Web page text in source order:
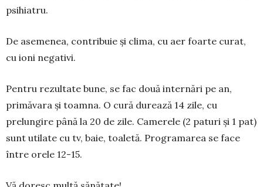
psihiatru.
De asemenea, contribuie și clima, cu aer foar­te curat,
cu ioni negativi.
Pentru rezultate bune, se fac două internări pe an,
primăvara și toamna. O cură durează 14 zile, cu
prelungire până la 20 de zile. Camerele (2 pa­turi și 1 pat)
sunt utilate cu tv, baie, toaletă. Pro­gramarea se face
între orele 12-15.